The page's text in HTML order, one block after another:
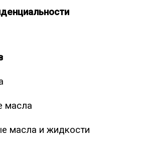
масла
масла и жидкости